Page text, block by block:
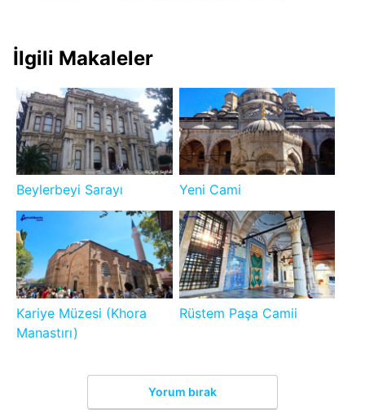
İlgili Makaleler
Beylerbeyi Sarayı Yeni Cami
Kariye Müzesi (Khora
Manastırı)
Rüstem Paşa Camii
Yorum bırak